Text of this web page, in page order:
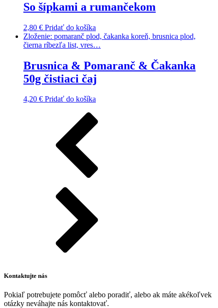
So šípkami a rumančekom
2,80 € Pridať do košíka
Zloženie: pomaranč plod, čakanka koreň, brusnica plod,
čierna ríbezľa list, vres…
Brusnica & Pomaranč & Čakanka
50g čistiaci čaj
4,20 € Pridať do košíka
Kontaktujte nás
Pokiaľ potrebujete pomôcť alebo poradiť, alebo ak máte akékoľvek
otázky neváhajte nás kontaktovať.